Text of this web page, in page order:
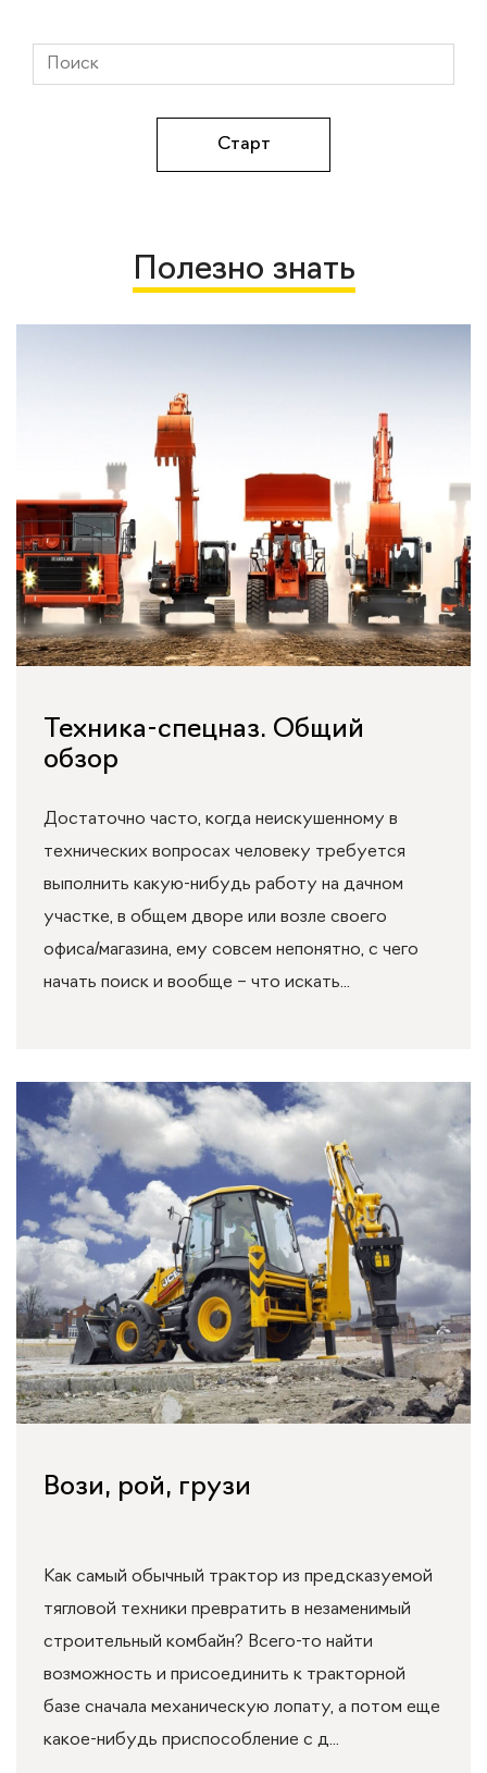
Полезно знать
Техника-спецназ. Общий
обзор
Достаточно часто, когда неискушенному в
технических вопросах человеку требуется
выполнить какую-нибудь работу на дачном
участке, в общем дворе или возле своего
офиса/магазина, ему совсем непонятно, с чего
начать поиск и вообще – что искать...
Вози, рой, грузи
Как самый обычный трактор из предсказуемой
тягловой техники превратить в незаменимый
строительный комбайн? Всего-то найти
возможность и присоединить к тракторной
базе сначала механическую лопату, а потом еще
какое-нибудь приспособление с д...